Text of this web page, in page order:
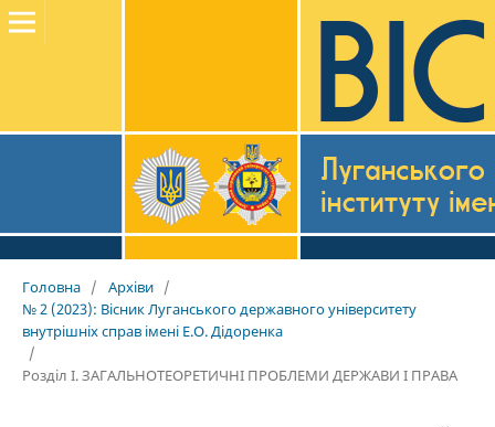
Головна / Архіви /
№ 2 (2023): Вісник Луганського державного університету
внутрішніх справ імені Е.О. Дідоренка
/
Розділ I. ЗАГАЛЬНОТЕОРЕТИЧНІ ПРОБЛЕМИ ДЕРЖАВИ І ПРАВА